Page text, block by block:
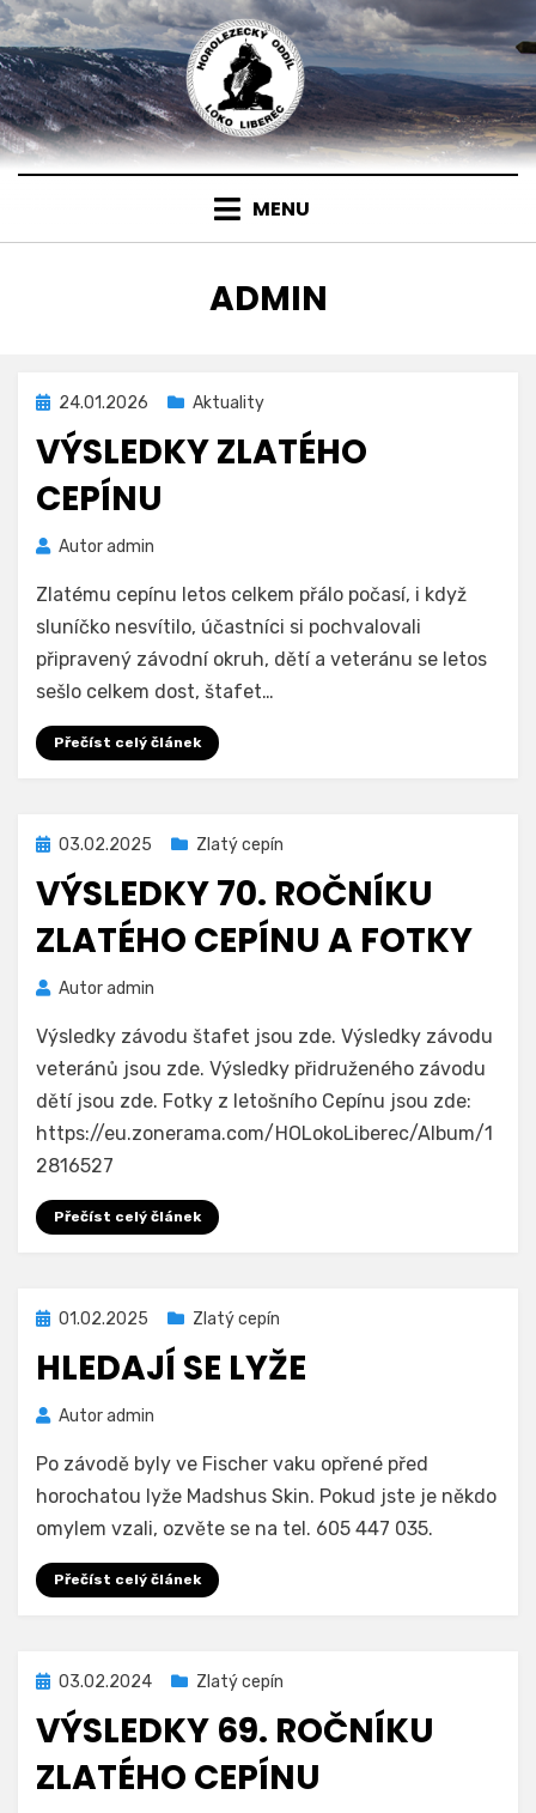
Přejít
k
obsahu
MENU
AUTOR
:
ADMIN
Zveřejněno
24.01.2026 Aktuality
VÝSLEDKY ZLATÉHO
CEPÍNU
Autoradmin
Zlatému cepínu letos celkem přálo počasí, i když
sluníčko nesvítilo, účastníci si pochvalovali
připravený závodní okruh, dětí a veteránu se letos
sešlo celkem dost, štafet…
Přečíst celý článek
Zveřejněno
03.02.2025 Zlatý cepín
VÝSLEDKY 70. ROČNÍKU
ZLATÉHO CEPÍNU A FOTKY
Autoradmin
Výsledky závodu štafet jsou zde. Výsledky závodu
veteránů jsou zde. Výsledky přidruženého závodu
dětí jsou zde. Fotky z letošního Cepínu jsou zde:
https://eu.zonerama.com/HOLokoLiberec/Album/1
2816527
Přečíst celý článek
Zveřejněno
01.02.2025 Zlatý cepín
HLEDAJÍ SE LYŽE
Autoradmin
Po závodě byly ve Fischer vaku opřené před
horochatou lyže Madshus Skin. Pokud jste je někdo
omylem vzali, ozvěte se na tel. 605 447 035.
Přečíst celý článek
Zveřejněno
03.02.2024 Zlatý cepín
VÝSLEDKY 69. ROČNÍKU
ZLATÉHO CEPÍNU